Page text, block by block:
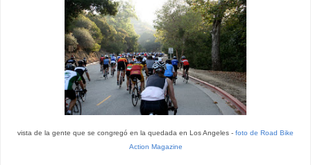
vista de la gente que se congregó en la quedada en Los Angeles - foto de Road Bike
Action Magazine